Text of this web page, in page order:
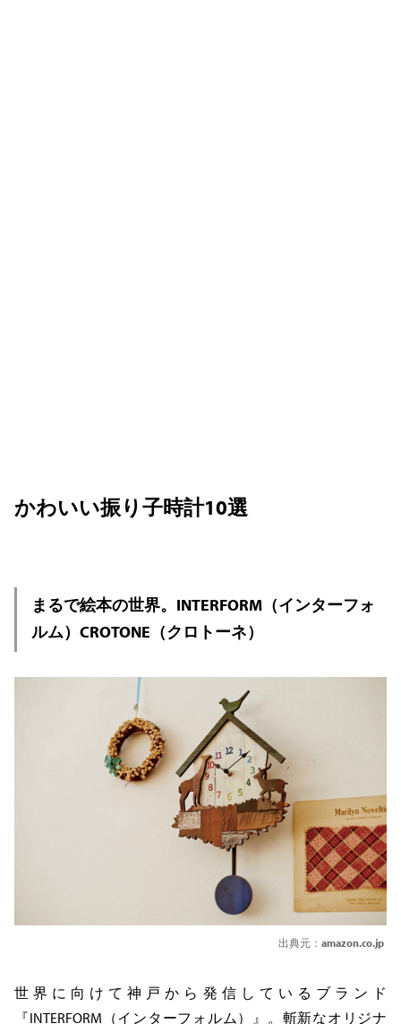
かわいい振り子時計10選
まるで絵本の世界。INTERFORM（インターフォ
ルム）CROTONE（クロトーネ）
出典元： amazon.co.jp
世界に向けて神戸から発信しているブランド
『INTERFORM（インターフォルム）』。斬新なオリジナ